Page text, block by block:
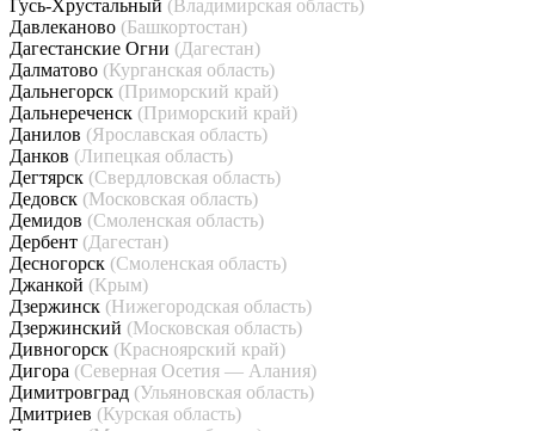
Гусь-Хрустальный (Владимирская область)
Давлеканово (Башкортостан)
Дагестанские Огни (Дагестан)
Далматово (Курганская область)
Дальнегорск (Приморский край)
Дальнереченск (Приморский край)
Данилов (Ярославская область)
Данков (Липецкая область)
Дегтярск (Свердловская область)
Дедовск (Московская область)
Демидов (Смоленская область)
Дербент (Дагестан)
Десногорск (Смоленская область)
Джанкой (Крым)
Дзержинск (Нижегородская область)
Дзержинский (Московская область)
Дивногорск (Красноярский край)
Дигора (Северная Осетия — Алания)
Димитровград (Ульяновская область)
Дмитриев (Курская область)